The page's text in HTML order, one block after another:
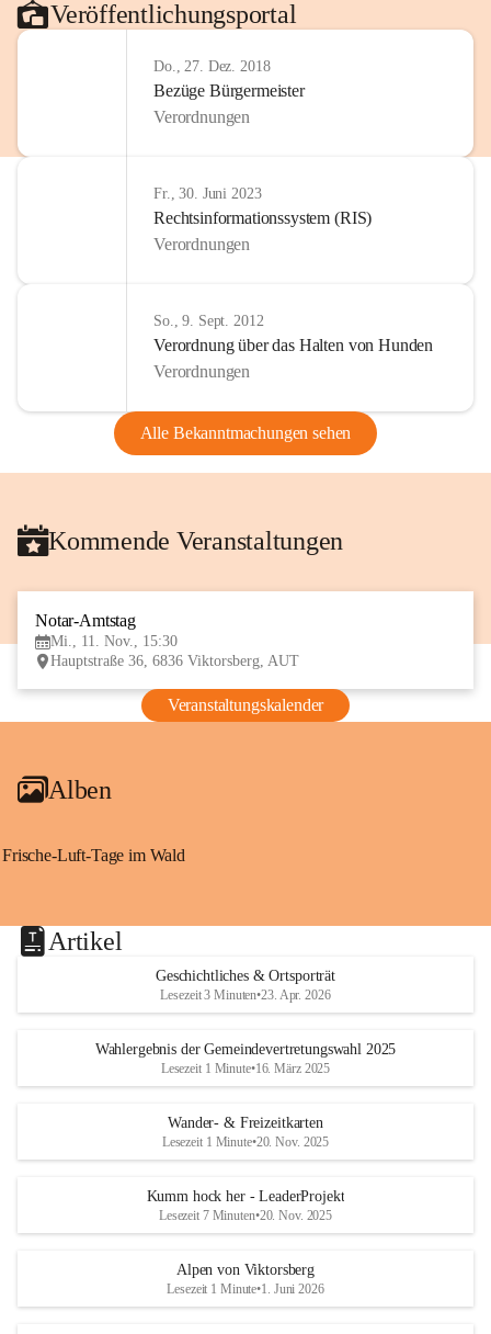
Veröffentlichungsportal
Do., 27. Dez. 2018
Bezüge Bürgermeister
Verordnungen
Fr., 30. Juni 2023
Rechtsinformationssystem (RIS)
Verordnungen
So., 9. Sept. 2012
Verordnung über das Halten von Hunden
Verordnungen
Alle Bekanntmachungen sehen
Kommende Veranstaltungen
Notar-Amtstag
Mi., 11. Nov., 15:30
Hauptstraße 36, 6836 Viktorsberg, AUT
Veranstaltungskalender
Alben
Frische-Luft-Tage im Wald
Artikel
Geschichtliches & Ortsporträt
Lesezeit 3 Minuten•23. Apr. 2026
Wahlergebnis der Gemeindevertretungswahl 2025
Lesezeit 1 Minute•16. März 2025
Wander- & Freizeitkarten
Lesezeit 1 Minute•20. Nov. 2025
Kumm hock her - LeaderProjekt
Lesezeit 7 Minuten•20. Nov. 2025
Alpen von Viktorsberg
Lesezeit 1 Minute•1. Juni 2026